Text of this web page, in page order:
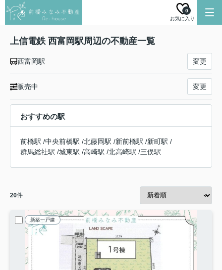
お気に入り
0
上信電鉄 西富岡駅周辺の不動産一覧
西富岡駅 変更
販売中 変更
おすすめの駅
前橋駅 /中央前橋駅 /北藤岡駅 /新前橋駅 /新町駅 /
群馬総社駅 /城東駅 /高崎駅 /北高崎駅 /三俣駅
20件
新築一戸建